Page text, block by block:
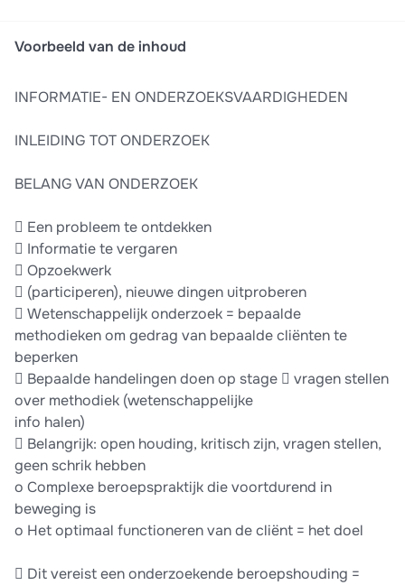
Voorbeeld van de inhoud
INFORMATIE- EN ONDERZOEKSVAARDIGHEDEN
INLEIDING TOT ONDERZOEK
BELANG VAN ONDERZOEK
 Een probleem te ontdekken
 Informatie te vergaren
 Opzoekwerk
 (participeren), nieuwe dingen uitproberen
 Wetenschappelijk onderzoek = bepaalde
methodieken om gedrag van bepaalde cliënten te
beperken
 Bepaalde handelingen doen op stage  vragen stellen
over methodiek (wetenschappelijke
info halen)
 Belangrijk: open houding, kritisch zijn, vragen stellen,
geen schrik hebben
o Complexe beroepspraktijk die voortdurend in
beweging is
o Het optimaal functioneren van de cliënt = het doel
 Dit vereist een onderzoekende beroepshouding =